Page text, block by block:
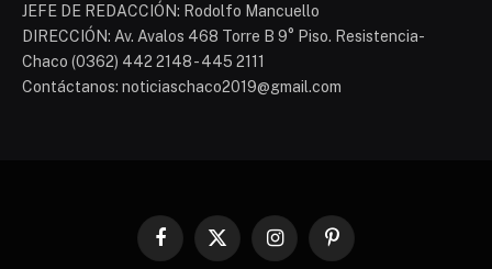
JEFE DE REDACCIÓN: Rodolfo Mancuello
DIRECCIÓN: Av. Avalos 468 Torre B 9° Piso. Resistencia-
Chaco (0362) 442 2148 - 445 2111
Contáctanos: noticiaschaco2019@gmail.com
Facebook
X
InstagramPinterest